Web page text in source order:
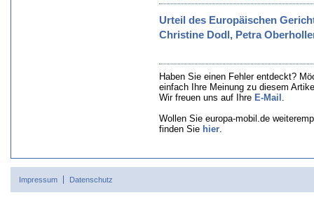
Urteil des Europäischen
Christine Dodl, Petra
Haben Sie einen Fehler entdeckt?
einfach Ihre Meinung zu diesem
Wir freuen uns auf Ihre E-Mail .
Wollen Sie europa-mobil.de
finden Sie hier.
Impressum Datenschutz